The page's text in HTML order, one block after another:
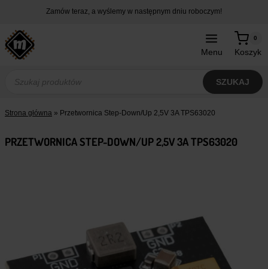
treści
Zamów teraz, a wyślemy w następnym dniu roboczym!
Menu Koszyk
0
produktów
SZUKAJ
Strona główna » Przetwornica Step-Down/Up 2,5V 3A TPS63020
PRZETWORNICA STEP-DOWN/UP 2,5V 3A TPS63020